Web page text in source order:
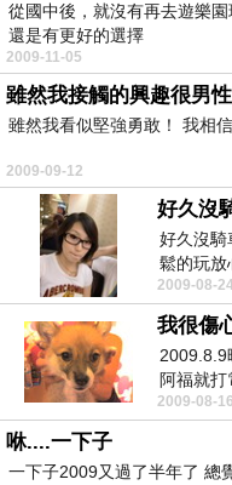
從國中後，就沒有再去遊樂
還是有更好的選擇
2009-11-05
雖然我接觸的興趣很男
雖然我看似堅強勇敢！ 我相
2009-09-12
好久沒
好久沒騎
鬆的玩放
像之前一
2009-08-
2009.8.9
阿福就打
2009-08-16
咻....一下子
一下子2009又過了半年了 總